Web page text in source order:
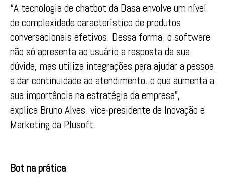
“A tecnologia de chatbot da Dasa envolve um nível
de complexidade característico de produtos
conversacionais efetivos. Dessa forma, o software
não só apresenta ao usuário a resposta da sua
dúvida, mas utiliza integrações para ajudar a pessoa
a dar continuidade ao atendimento, o que aumenta a
sua importância na estratégia da empresa”,
explica Bruno Alves, vice-presidente de Inovação e
Marketing da Plusoft.
Bot na prática